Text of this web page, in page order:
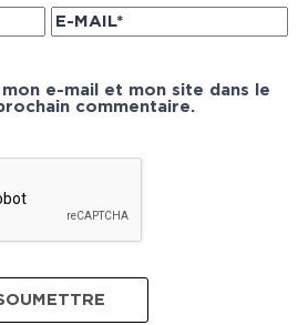
e-mail et mon site dans le
commentaire.